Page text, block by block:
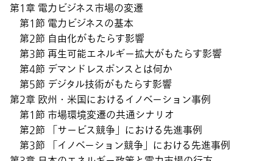
第1章 電力ビジネス市場の変遷
第1節 電力ビジネスの基本
第2節 自由化がもたらす影響
第3節 再生可能エネルギー拡大がもたらす影響
第4節 デマンドレスポンスとは何か
第5節 デジタル技術がもたらす影響
第2章 欧州・米国におけるイノベーション事例
第1節 市場環境変遷の共通シナリオ
第2節 「サービス競争」における先進事例
第3節 「イノベーション競争」における先進事例